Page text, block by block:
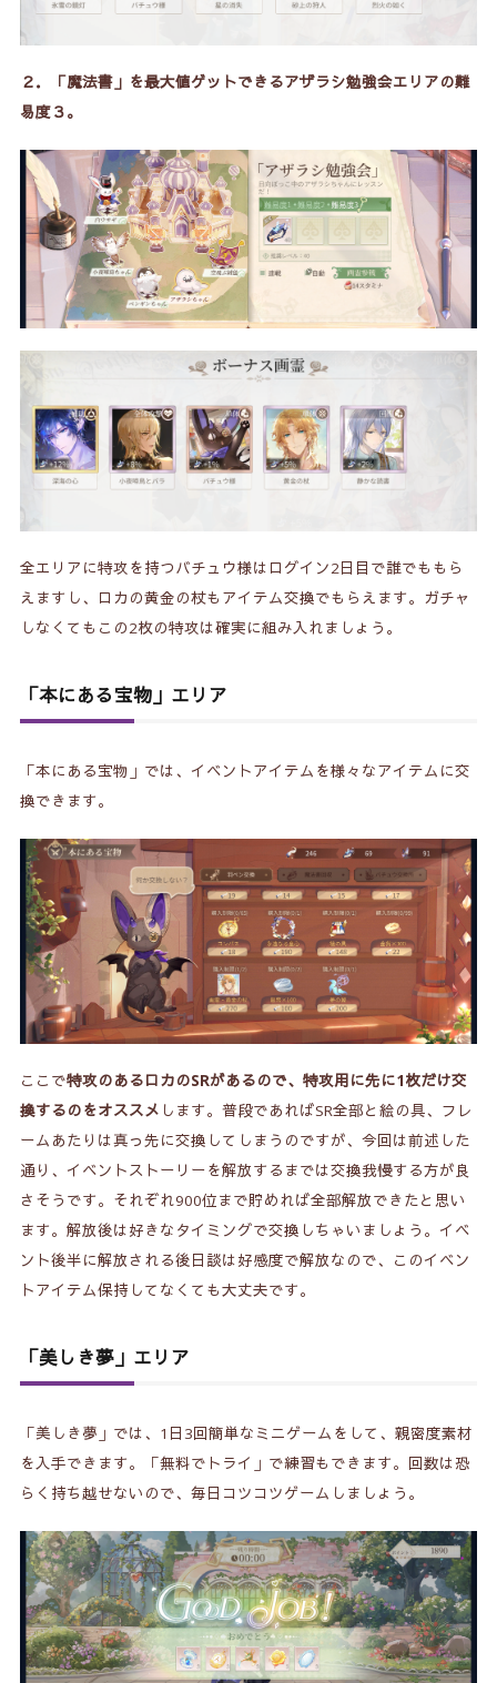
２．「魔法書」を最大値ゲットできるアザラシ勉強会エリアの難
易度３。
全エリアに特攻を持つバチュウ様はログイン2日目で誰でももら
えますし、ロカの黄金の杖もアイテム交換でもらえます。ガチャ
しなくてもこの2枚の特攻は確実に組み入れましょう。
「本にある宝物」エリア
「本にある宝物」 では、イベントアイテムを様々なアイテムに交
換できます。
ここで特攻のあるロカのSRがあるので、特攻用に先に1枚だけ交
換するのをオススメ します。普段であればSR全部と絵の具、フレ
ームあたりは真っ先に交換してしまうのですが、今回は前述した
通り、イベントストーリーを解放するまでは交換我慢する方が良
さそうです。それぞれ900位まで貯めれば全部解放できたと思い
ます。解放後は好きなタイミングで交換しちゃいましょう。イベ
ント後半に解放される後日談は好感度で解放なので、このイベン
トアイテム保持してなくても大丈夫です。
「美しき夢」エリア
「美しき夢」では、1日3回簡単なミニゲームをして、親密度素材
を入手できます。「無料でトライ」で練習もできます。回数は恐
らく持ち越せないので、毎日コツコツゲームしましょう。